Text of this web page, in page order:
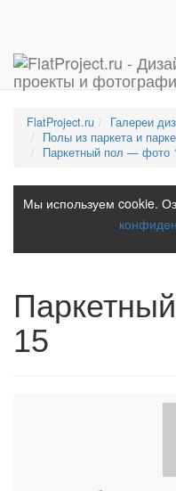
FlatProject.ru
Галереи
Полы из паркета и
Паркетный пол — фото
Мы используем cookie.
15